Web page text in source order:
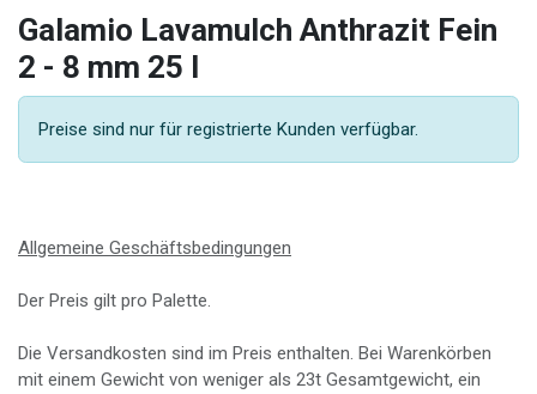
Galamio Lavamulch Anthrazit Fein
2 - 8 mm 25 l
Preise sind nur für registrierte Kunden verfügbar.
Allgemeine Geschäftsbedingungen
Der Preis gilt pro Palette.
Die Versandkosten sind im Preis enthalten. Bei Warenkörben
mit einem Gewicht von weniger als 23t Gesamtgewicht, ein